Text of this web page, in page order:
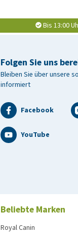
Bis 13:00
Folgen Sie uns
Bleiben Sie über unsere
informiert
Facebook
YouTube
Beliebte Marken
Royal Canin